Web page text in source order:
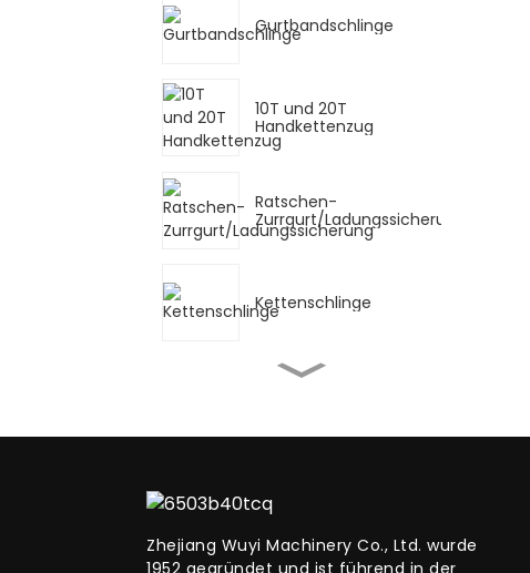
Gurtbandschlinge
10T und 20T
Handkettenzug
Ratschen-
Zurrgurt/Ladungssicherung
Kettenschlinge
Zhejiang Wuyi Machinery Co., Ltd. wurde
1952 gegründet und ist führend in der